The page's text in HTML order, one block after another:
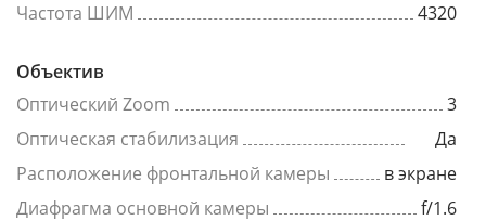
Частота ШИМ
4320
Объектив
Оптический Zoom
3
Оптическая стабилизация
Да
Расположение фронтальной камеры
в экране
Диафрагма основной камеры
f/1.6